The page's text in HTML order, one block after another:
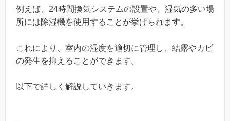
例えば、24時間換気システムの設置や、湿気の多い場
所には除湿機を使用することが挙げられます。
これにより、室内の湿度を適切に管理し、結露やカビ
の発生を抑えることができます。
以下で詳しく解説していきます。